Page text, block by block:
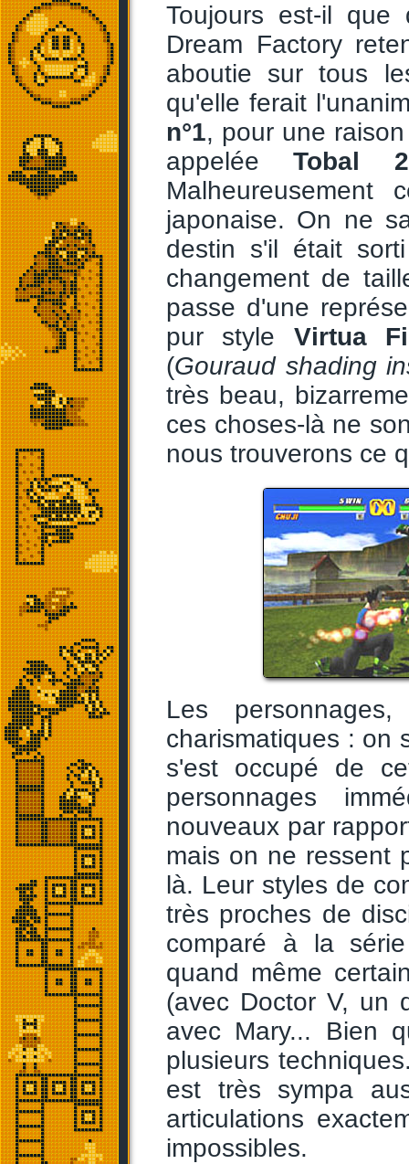
Toujours est-il
Dream Factory
aboutie sur tous
qu'elle ferait
n°1, pour une
appeléeTobal 2
japonaise. On ne
destin s'il était
changement de
passe d'une
pur style Virtua
(Gouraud shading
très beau,
ces choses-là ne
nous trouverons ce
Les
charismatiques : on
s'est occupé de
personnages
nouveaux par
mais on ne ressent
là. Leur styles de
très proches de
comparé à la
quand même
(avec Doctor V, un
avec Mary... Bien
plusieurs
est très sympa
articulations
impossibles.